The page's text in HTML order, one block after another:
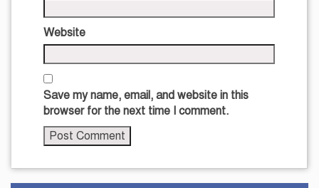
Website
Save my name, email, and website in this
browser for the next time I comment.